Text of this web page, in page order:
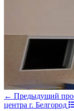
← Предыдущий
центра г. Белгород